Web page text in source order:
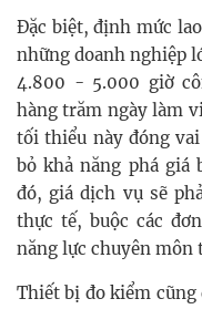
Đặc biệt, định mức
những doanh nghiệp
4.800 - 5.000 giờ
hàng trăm ngày làm
tối thiểu này đóng
bỏ khả năng phá giá
đó, giá dịch vụ sẽ
thực tế, buộc các
năng lực chuyên môn
Thiết bị đo kiểm cũng